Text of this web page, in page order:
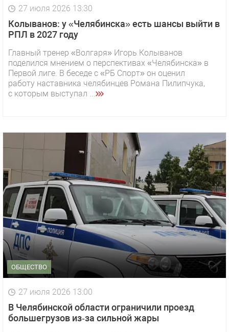
27 июля 2026 13:30
Колыванов: у «Челябинска» есть шансы выйти в
РПЛ в 2027 году
Главный тренер «Волгаря» Игорь Колыванов
поделился мнением о перспективах «Челябинска» в
Первой лиге. В беседе с «РБ Спорт» он оценил
работу наставника челябинцев Романа Пилипчука,
с которым выступал ...
ОБЩЕСТВО
27 июля 2026 13:00
В Челябинской области ограничили проезд
большегрузов из‑за сильной жары